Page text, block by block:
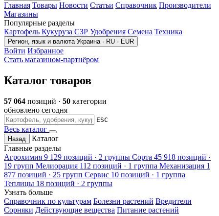
Главная Товары Новости Статьи Справочник Производители
Магазины
Популярные разделы
Картофель Кукуруза СЗР Удобрения Семена Техника
Регион, язык и валюта Украина · RU · EUR
Войти Избранное
Стать магазином-партнёром
Каталог товаров
57 064 позиций · 50 категории
обновлено сегодня
ESC
Весь каталог
Назад
Каталог
Главные разделы
Агрохимия 9 129 позиций · 2 группы Сорта 45 918 позиций ·
19 групп Мелиорация 112 позиций · 1 группа Механизация 1
877 позиций · 25 групп Сервис 10 позиций · 1 группа
Теплицы 18 позиций · 2 группы
Узнать больше
Справочник по культурам Болезни растений Вредители
Сорняки Действующие вещества Питание растений